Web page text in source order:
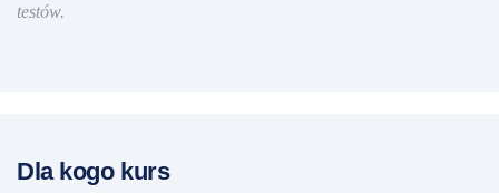
testów.
Dla kogo kurs